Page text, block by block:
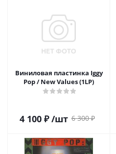
Виниловая пластинка Iggy
Pop / New Values (1LP)
4 100₽ /шт 6 300₽